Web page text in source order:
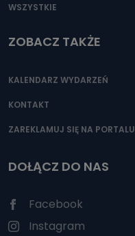
WSZYSTKIE
ZOBACZ TAKŻE
KALENDARZ WYDARZEŃ
KONTAKT
ZAREKLAMUJ SIĘ NA PORTALU
DOŁĄCZ DO NAS
Facebook
Instagram